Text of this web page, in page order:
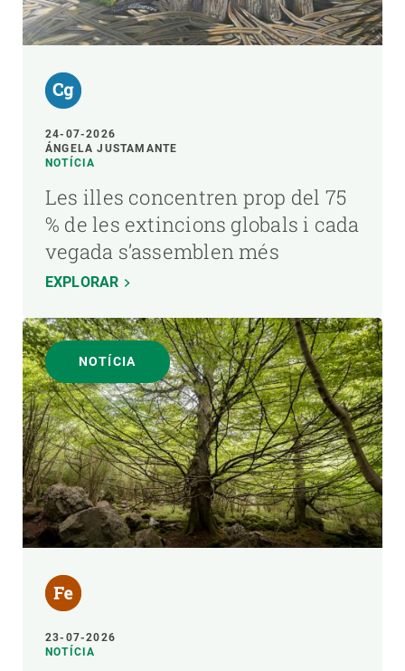
24-07-2026
ÁNGELA JUSTAMANTE
NOTÍCIA
Les illes concentren prop del 75
% de les extincions globals i cada
vegada s’assemblen més
EXPLORAR
NOTÍCIA
23-07-2026
NOTÍCIA